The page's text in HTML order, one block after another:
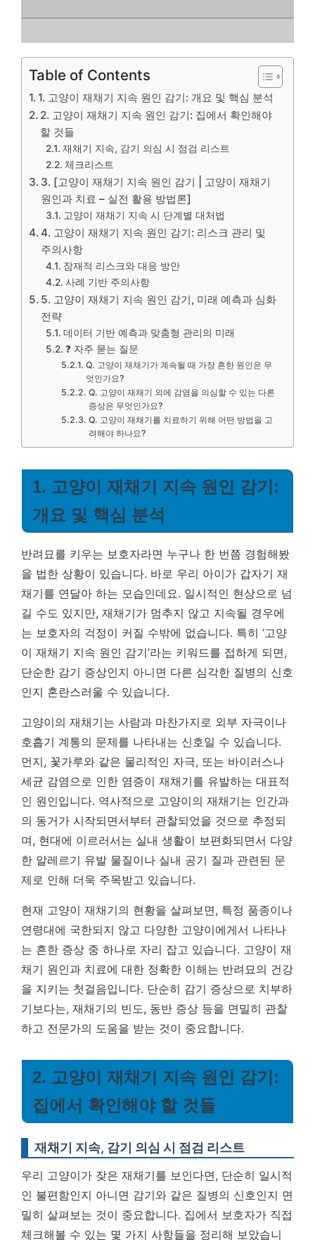
Table of Contents
1. 고양이 재채기 지속 원인 감기: 개요 및 핵심 분석
2. 고양이 재채기 지속 원인 감기: 집에서 확인해야
할 것들
재채기 지속, 감기 의심 시 점검 리스트
체크리스트
3. [고양이 재채기 지속 원인 감기 | 고양이 재채기
원인과 치료 – 실전 활용 방법론]
고양이 재채기 지속 시 단계별 대처법
4. 고양이 재채기 지속 원인 감기: 리스크 관리 및
주의사항
잠재적 리스크와 대응 방안
사례 기반 주의사항
5. 고양이 재채기 지속 원인 감기, 미래 예측과 심화
전략
데이터 기반 예측과 맞춤형 관리의 미래
❓ 자주 묻는 질문
Q. 고양이 재채기가 계속될 때 가장 흔한 원인은 무
엇인가요?
Q. 고양이 재채기 외에 감염을 의심할 수 있는 다른
증상은 무엇인가요?
Q. 고양이 재채기를 치료하기 위해 어떤 방법을 고
려해야 하나요?
1. 고양이 재채기 지속 원인 감기:
개요 및 핵심 분석
반려묘를 키우는 보호자라면 누구나 한 번쯤 경험해봤
을 법한 상황이 있습니다. 바로 우리 아이가 갑자기 재
채기를 연달아 하는 모습인데요. 일시적인 현상으로 넘
길 수도 있지만, 재채기가 멈추지 않고 지속될 경우에
는 보호자의 걱정이 커질 수밖에 없습니다. 특히 ‘고양
이 재채기 지속 원인 감기’라는 키워드를 접하게 되면,
단순한 감기 증상인지 아니면 다른 심각한 질병의 신호
인지 혼란스러울 수 있습니다.
고양이의 재채기는 사람과 마찬가지로 외부 자극이나
호흡기 계통의 문제를 나타내는 신호일 수 있습니다.
먼지, 꽃가루와 같은 물리적인 자극, 또는 바이러스나
세균 감염으로 인한 염증이 재채기를 유발하는 대표적
인 원인입니다. 역사적으로 고양이의 재채기는 인간과
의 동거가 시작되면서부터 관찰되었을 것으로 추정되
며, 현대에 이르러서는 실내 생활이 보편화되면서 다양
한 알레르기 유발 물질이나 실내 공기 질과 관련된 문
제로 인해 더욱 주목받고 있습니다.
현재 고양이 재채기의 현황을 살펴보면, 특정 품종이나
연령대에 국한되지 않고 다양한 고양이에게서 나타나
는 흔한 증상 중 하나로 자리 잡고 있습니다. 고양이 재
채기 원인과 치료에 대한 정확한 이해는 반려묘의 건강
을 지키는 첫걸음입니다. 단순히 감기 증상으로 치부하
기보다는, 재채기의 빈도, 동반 증상 등을 면밀히 관찰
하고 전문가의 도움을 받는 것이 중요합니다.
2. 고양이 재채기 지속 원인 감기:
집에서 확인해야 할 것들
재채기 지속, 감기 의심 시 점검 리스트
우리 고양이가 잦은 재채기를 보인다면, 단순히 일시적
인 불편함인지 아니면 감기와 같은 질병의 신호인지 면
밀히 살펴보는 것이 중요합니다. 집에서 보호자가 직접
체크해볼 수 있는 몇 가지 사항들을 정리해 보았습니